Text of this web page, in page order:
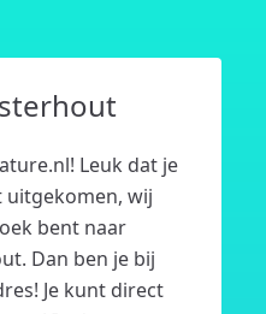
Leuk dat je
uitgekomen, wij
bent naar
Dan ben je bij
Je kunt direct